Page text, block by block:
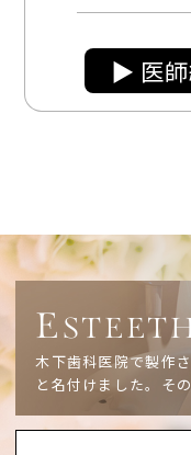
▶︎ 医師
E
木下歯科医院で製作
と名付けました。 そ